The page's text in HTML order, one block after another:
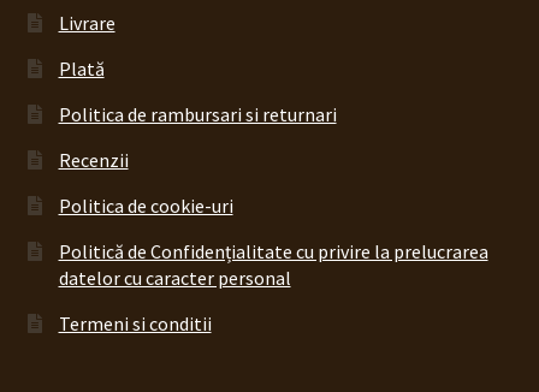
Livrare
Plată
Politica de rambursari si returnari
Recenzii
Politica de cookie-uri
Politică de Confidențialitate cu privire la prelucrarea
datelor cu caracter personal
Termeni si conditii